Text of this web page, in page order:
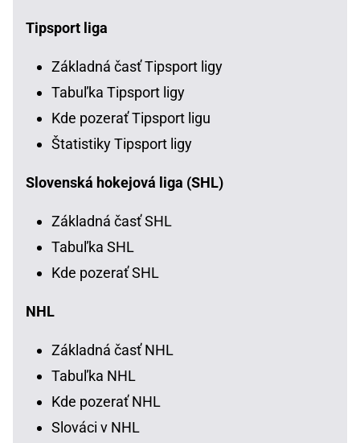
Tipsport liga
Základná časť Tipsport ligy
Tabuľka Tipsport ligy
Kde pozerať Tipsport ligu
Štatistiky Tipsport ligy
Slovenská hokejová liga (SHL)
Základná časť SHL
Tabuľka SHL
Kde pozerať SHL
NHL
Základná časť NHL
Tabuľka NHL
Kde pozerať NHL
Slováci v NHL